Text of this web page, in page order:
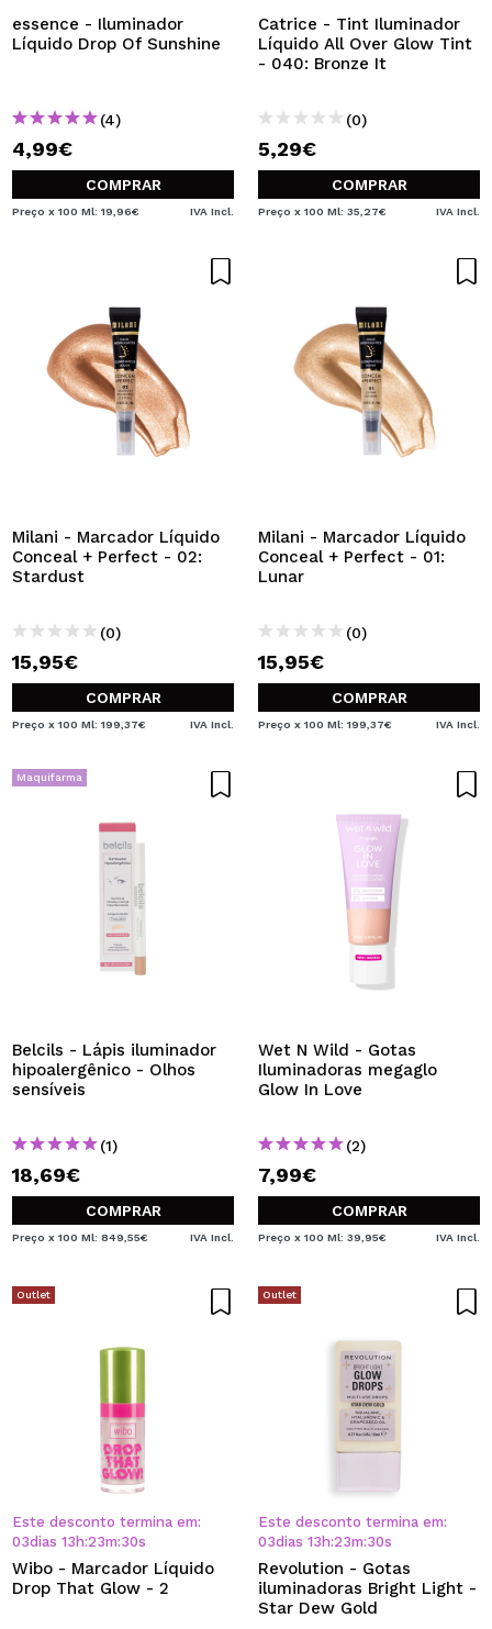
essence - Iluminador
Líquido Drop Of Sunshine
(4)
4,99€
COMPRAR
Preço x 100 Ml: 19,96€ IVA Incl.
Catrice - Tint Iluminador
Líquido All Over Glow Tint
- 040: Bronze It
(0)
5,29€
COMPRAR
Preço x 100 Ml: 35,27€ IVA Incl.
Milani - Marcador Líquido
Conceal + Perfect - 02:
Stardust
(0)
15,95€
COMPRAR
Preço x 100 Ml: 199,37€ IVA Incl.
Milani - Marcador Líquido
Conceal + Perfect - 01:
Lunar
(0)
15,95€
COMPRAR
Preço x 100 Ml: 199,37€ IVA Incl.
Maquifarma
Belcils - Lápis iluminador
hipoalergênico - Olhos
sensíveis
(1)
18,69€
COMPRAR
Preço x 100 Ml: 849,55€ IVA Incl.
Wet N Wild - Gotas
Iluminadoras megaglo
Glow In Love
(2)
7,99€
COMPRAR
Preço x 100 Ml: 39,95€ IVA Incl.
Outlet
Este desconto termina em:
03dias 13 h:23m:30s
Wibo - Marcador Líquido
Drop That Glow - 2
Outlet
Este desconto termina em:
03dias 13 h:23m:30s
Revolution - Gotas
iluminadoras Bright Light -
Star Dew Gold